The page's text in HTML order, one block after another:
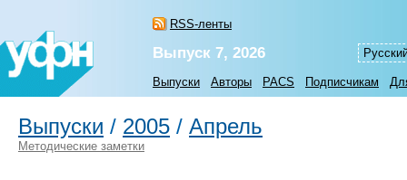
RSS-ленты
Выпуск 7, 2026
Выпуски Авторы PACS Подписчикам
Выпуски / 2005 / Апрель
Методические заметки